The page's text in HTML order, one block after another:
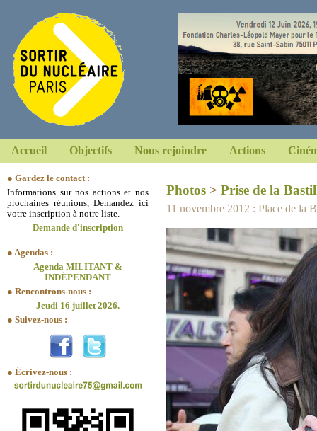
Accueil Objectifs Nous rejoindre Actions
● Gardez le contact :
Informations sur nos actions et nos
prochaines réunions, Demandez ici
votre inscription à notre liste.
Demande d'inscription
● Agendas :
Agenda MILITANT &
INDÉPENDANT
● Rencontrons-nous :
Jeudi 16 juillet 2026.
● Suivez-nous :
● Écrivez-nous :
Photos > Prise de la
11 novembre 2012 : Place de la